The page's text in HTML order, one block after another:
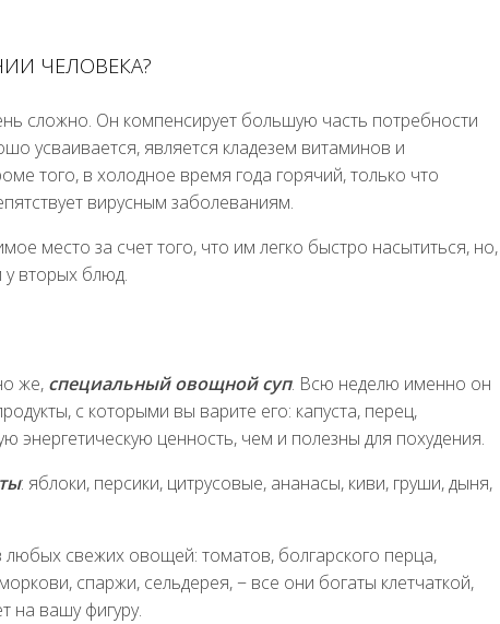
ЧЕЛОВЕКА?
сложно. Он компенсирует большую часть потребности
усваивается, является кладезем витаминов и
того, в холодное время года горячий, только что
вирусным заболеваниям.
место за счет того, что им легко быстро насытиться, но,
вторых блюд.
же, специальный овощной суп. Всю неделю именно он
с которыми вы варите его: капуста, перец,
энергетическую ценность, чем и полезны для похудения.
: яблоки, персики, цитрусовые, ананасы, киви, груши, дыня,
свежих овощей: томатов, болгарского перца,
спаржи, сельдерея, − все они богаты клетчаткой,
на вашу фигуру.